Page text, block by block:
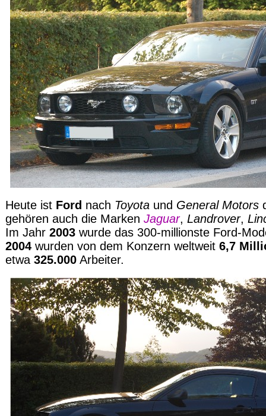
Heute ist Ford nach Toyota und General Motors
gehören auch die Marken Jaguar, Landrover,
Im Jahr 2003 wurde das 300-millionste Ford-
2004 wurden von dem Konzern weltweit 6,7
etwa 325.000 Arbeiter.